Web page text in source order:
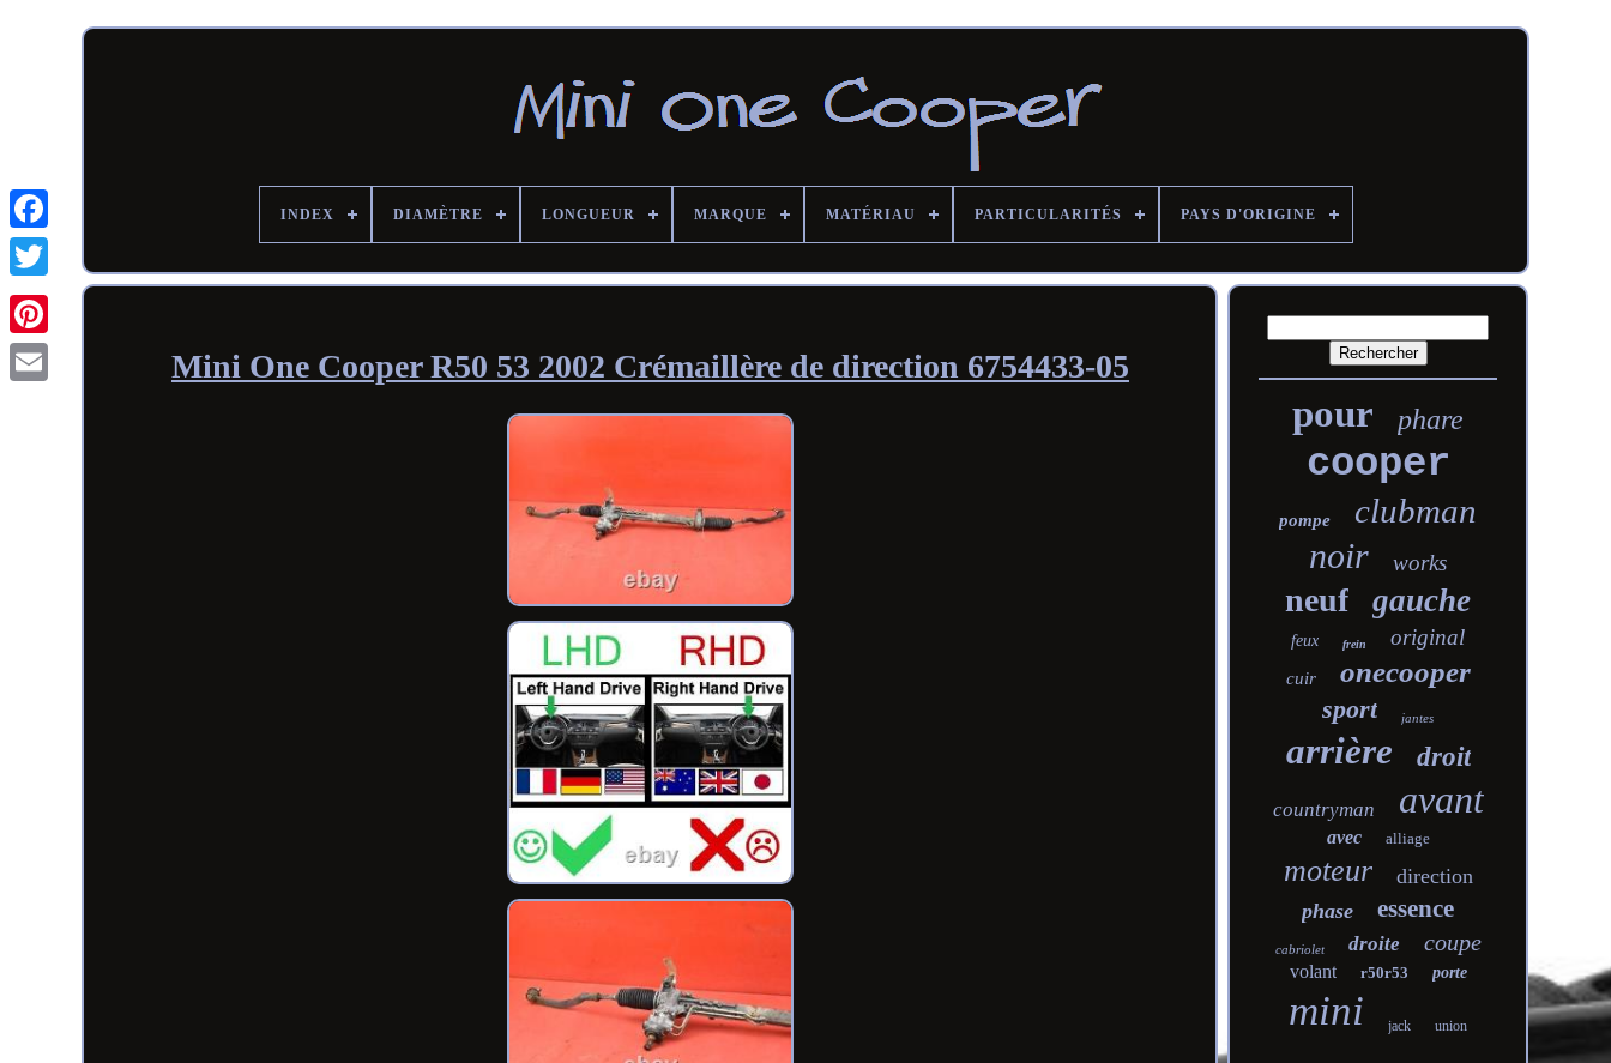
INDEX DIAMÈTRE LONGUEUR MARQUE MATÉRIAU PARTICULARITÉS PAYS D'ORIGINE
Mini One Cooper R50 53 2002 Crémaillère de direction 6754433-05
pour phare
cooper
pompe clubman
noir works
neuf gauche
feux frein original
cuir onecooper
sport jantes
arrière droit
countryman avant
avec alliage
moteur
direction
phase
essence
cabriolet droite coupe
volant r50r53 porte
mini jack union